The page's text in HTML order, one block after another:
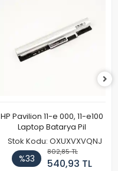
HP Pavilion 11-e 000, 11-e100
Laptop Batarya Pil
Stok Kodu: OXUXVXVQNJ
%33
802,85 TL
540,93 TL